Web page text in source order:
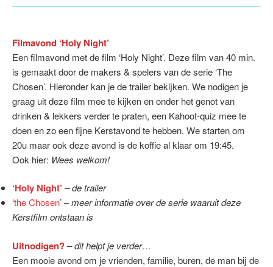
Filmavond ‘Holy Night’
Een filmavond met de film ‘Holy Night’. Deze film van 40 min.
is gemaakt door de makers & spelers van de serie ‘The
Chosen’. Hieronder kan je de trailer bekijken. We nodigen je
graag uit deze film mee te kijken en onder het genot van
drinken & lekkers verder te praten, een Kahoot-quiz mee te
doen en zo een fijne Kerstavond te hebben. We starten om
20u maar ook deze avond is de koffie al klaar om 19:45.
Ook hier: Wees welkom!
‘Holy Night’ – de trailer
‘the Chosen’ –meer informatie over de serie waaruit deze
Kerstfilm ontstaan is
Uitnodigen?– dit helpt je verder…
Een mooie avond om je vrienden, familie, buren, de man bij de